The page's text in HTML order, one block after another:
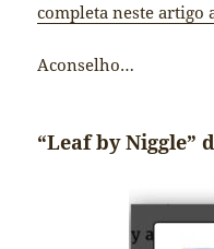
completa neste artigo
Aconselho…
“Leaf by Niggle”